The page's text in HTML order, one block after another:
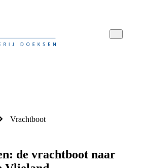
Vrachtboot
de vrachtboot naar